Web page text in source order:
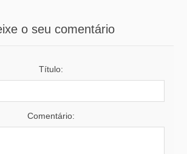
o seu comentário
Título:
Comentário: